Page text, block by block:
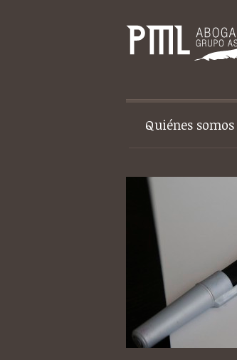
Quiénes somos